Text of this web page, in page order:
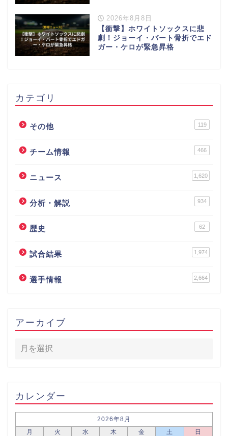
2026年8月8日
【衝撃】ホワイトソックスに悲
劇！ジョーイ・バート骨折でエド
ガー・ケロが緊急昇格
カテゴリ
その他 119
チーム情報 466
ニュース 1,620
分析・解説 934
歴史 62
試合結果 1,974
選手情報 2,664
アーカイブ
カレンダー
2026年8月
月
火 水 木 金 土
日